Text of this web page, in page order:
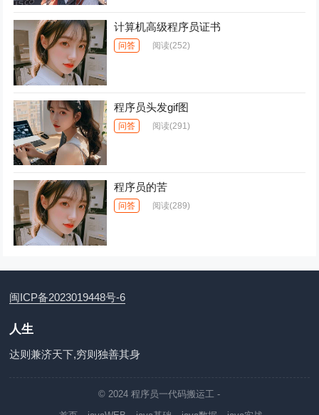
计算机高级程序员证书
问答 阅读(252)
程序员头发gif图
问答 阅读(291)
程序员的苦
问答 阅读(289)
闽ICP备2023019448号-6
人生
达则兼济天下,穷则独善其身
© 2024程序员一代码搬运工 -